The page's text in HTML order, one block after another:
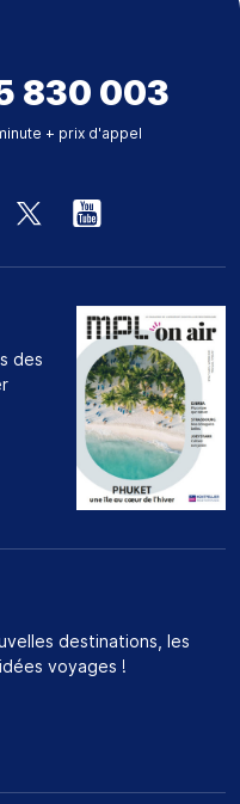
830 003
+ prix d'appel
des
destinations, les
voyages !